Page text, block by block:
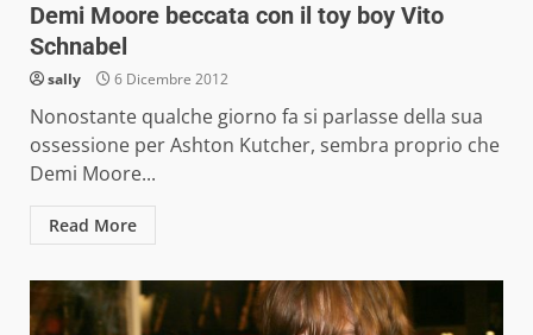
Demi Moore beccata con il toy boy Vito
Schnabel
sally 6 Dicembre 2012
Nonostante qualche giorno fa si parlasse della sua
ossessione per Ashton Kutcher, sembra proprio che
Demi Moore...
Read More